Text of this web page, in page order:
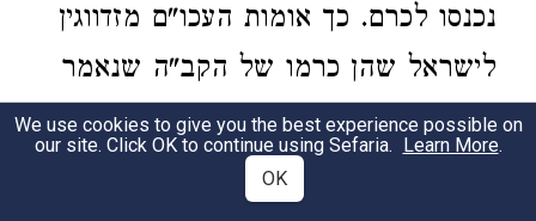
נכנסו לכרם. כך אומות העכו"ם מזדווגין
לישראל שהן כרמו של הקב"ה שנאמר
(ישעיה ה ז) כי כרם ה' צבאות בית
ישראל. והם מחרפין להקב"ה ואחר כך
We use cookies to give you the best experience possible on
our site. Click OK to continue using Sefaria. Learn More.
OK